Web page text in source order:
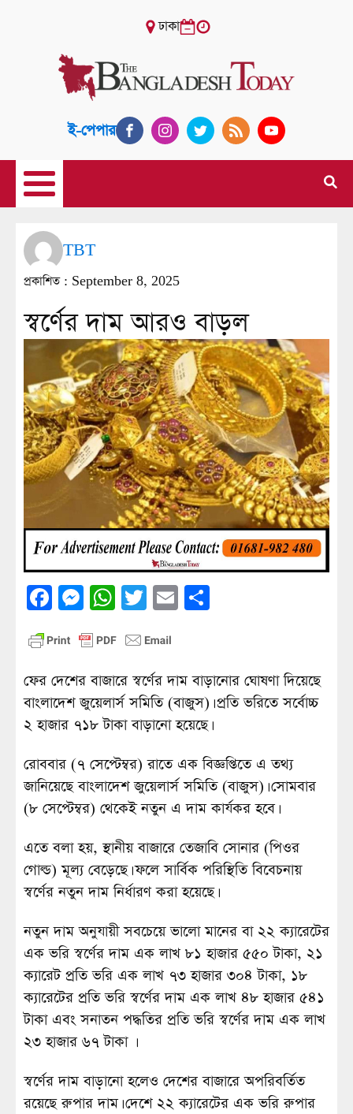
ঢাকা
ই-পেপার
TBT
প্রকাশিত : September 8, 2025
স্বর্ণের দাম আরও বাড়ল
Facebook
Messenger
WhatsApp
Twitter
Email
ফের দেশের বাজারে স্বর্ণের দাম বাড়ানোর ঘোষণা দিয়েছে
বাংলাদেশ জুয়েলার্স সমিতি (বাজুস)। প্রতি ভরিতে সর্বোচ্চ
২ হাজার ৭১৮ টাকা বাড়ানো হ‌য়ে‌ছে।
রোববার (৭ সেপ্টেম্বর) রাতে এক বিজ্ঞপ্তিতে এ তথ্য
জানিয়েছে বাংলাদেশ জুয়েলার্স সমিতি (বাজুস)। সোমবার
(৮ সেপ্টেম্বর) থেকেই নতুন এ দাম কার্যকর হবে।
এতে বলা হয়, স্থানীয় বাজারে তেজাবি সোনার (পিওর
গোল্ড) মূল্য বেড়েছে। ফলে সার্বিক পরিস্থিতি বিবেচনায়
স্বর্ণের নতুন দাম নির্ধারণ করা হয়েছে।
নতুন দাম অনুযায়ী সবচেয়ে ভালো মানের বা ২২ ক্যারেটের
এক ভরি স্বর্ণের দাম এক লাখ ৮১ হাজার ৫৫০ টাকা, ২১
ক্যারেট প্রতি ভরি এক লাখ ৭৩ হাজার ৩০৪ টাকা, ১৮
ক্যারেটের প্রতি ভরি স্বর্ণের দাম এক লাখ ৪৮ হাজার ৫৪১
টাকা এবং সনাতন পদ্ধতির প্রতি ভরি স্বর্ণের দাম এক লাখ
২৩ হাজার ৬৭ টাকা ।
স্বর্ণের দাম বাড়ানো হলেও দেশের বাজারে অপরিবর্তিত
রয়েছে রুপার দাম। দেশে ২২ ক্যারেটের এক ভরি রুপার